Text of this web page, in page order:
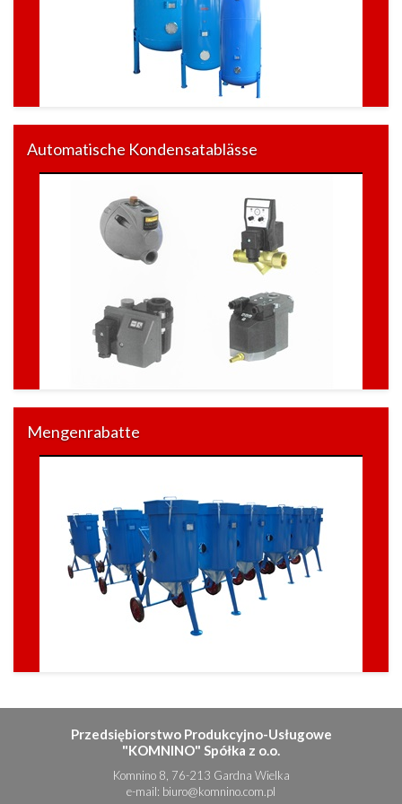
Automatische Kondensatablässe
Mengenrabatte
Przedsiębiorstwo Produkcyjno-Usługowe
"KOMNINO" Spółka z o.o.
Komnino 8, 76-213 Gardna Wielka
e-mail: biuro@komnino.com.pl